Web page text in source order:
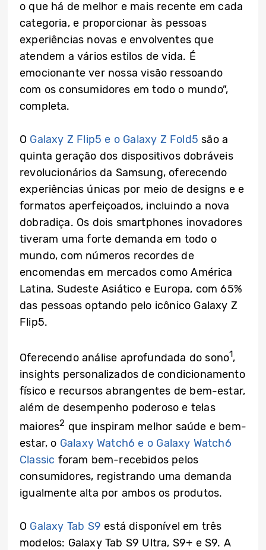
o que há de melhor e mais recente em cada
categoria, e proporcionar às pessoas
experiências novas e envolventes que
atendem a vários estilos de vida. É
emocionante ver nossa visão ressoando
com os consumidores em todo o mundo”,
completa.
O Galaxy Z Flip5 e o Galaxy Z Fold5 são a
quinta geração dos dispositivos dobráveis
revolucionários da Samsung, oferecendo
experiências únicas por meio de designs e e
formatos aperfeiçoados, incluindo a nova
dobradiça. Os dois smartphones inovadores
tiveram uma forte demanda em todo o
mundo, com números recordes de
encomendas em mercados como América
Latina, Sudeste Asiático e Europa, com 65%
das pessoas optando pelo icônico Galaxy Z
Flip5.
Oferecendo análise aprofundada do sono1,
insights personalizados de condicionamento
físico e recursos abrangentes de bem-estar,
além de desempenho poderoso e telas
maiores2 que inspiram melhor saúde e bem-
estar, o Galaxy Watch6 e o Galaxy Watch6
Classic foram bem-recebidos pelos
consumidores, registrando uma demanda
igualmente alta por ambos os produtos.
O Galaxy Tab S9 está disponível em três
modelos: Galaxy Tab S9 Ultra, S9+ e S9. A